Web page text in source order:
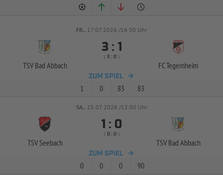
FR.. 17.07.2026 /16:30 Uhr
TSV Bad Abbach
 : 
(  :  )
FC Tegernheim
ZUM SPIEL
1 0 83 83
SA.. 25.07.2026 /12:00 Uhr
TSV Seebach
 : 
( :  )
TSV Bad Abbach
ZUM SPIEL
0 0 0 90